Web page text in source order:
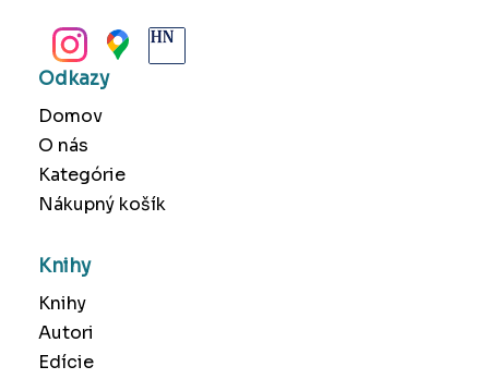
Odkazy
Domov
O nás
Kategórie
Nákupný košík
Knihy
Knihy
Autori
Edície